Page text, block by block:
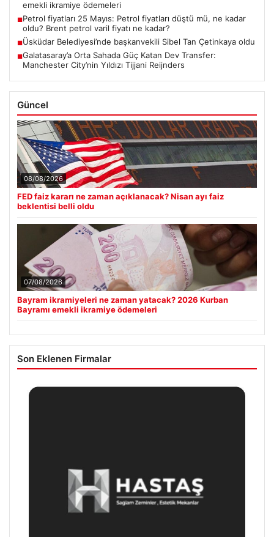
emekli ikramiye ödemeleri
■Petrol fiyatları 25 Mayıs: Petrol fiyatları düştü mü, ne kadar
oldu? Brent petrol varil fiyatı ne kadar?
■Üsküdar Belediyesi’nde başkanvekili Sibel Tan Çetinkaya oldu
■Galatasaray’a Orta Sahada Güç Katan Dev Transfer:
Manchester City’nin Yıldızı Tijjani Reijnders
Güncel
08/08/2026
FED faiz kararı ne zaman açıklanacak? Nisan ayı faiz
beklentisi belli oldu
07/08/2026
Bayram ikramiyeleri ne zaman yatacak? 2026 Kurban
Bayramı emekli ikramiye ödemeleri
Son Eklenen Firmalar